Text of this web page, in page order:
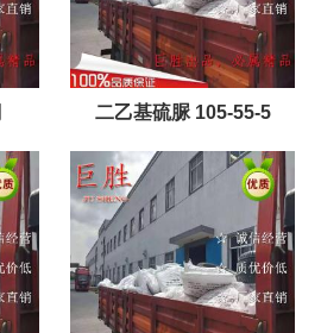
二乙基硫脲 105-55-5